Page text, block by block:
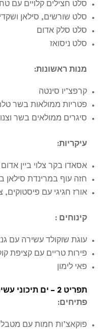
סלט חצילים קלויים עם
סלט שורשים, סילאן
סלט סלק אדום
סלט ניסואז
מנות ראשונות:
קרפצ’יו סינטה
פטריות ממולאות בשר
סיגרים ממולאים בשר
עיקריות:
אסאדו בקר צלוי ביין
חזה עוף במרינדת סילאן
אורז חגיגי עם פיסטוקים,
קינוחים :
עוגת שוקולד עשירה עם
פירות טריים עם קציפת
פאי לימון
תפריט 2 – ים תיכוני עשיר
פתיחים:
פוקאצ’ות חמות עם